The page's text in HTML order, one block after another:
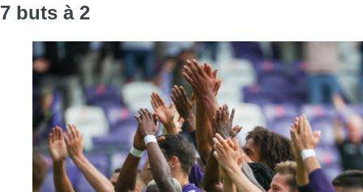
7 buts à 2